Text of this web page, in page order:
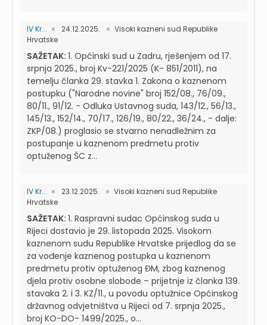
IV Kr... 24.12.2025.
Visoki kazneni sud Republike
Hrvatske
SAŽETAK: 1. Općinski sud u Zadru, rješenjem od 17.
srpnja 2025., broj Kv-221/2025 (K- 851/2011), na
temelju članka 29. stavka 1. Zakona o kaznenom
postupku ("Narodne novine" broj 152/08., 76/09.,
80/11., 91/12. - Odluka Ustavnog suda, 143/12., 56/13.,
145/13., 152/14., 70/17., 126/19., 80/22., 36/24., - dalje:
ZKP/08.) proglasio se stvarno nenadležnim za
postupanje u kaznenom predmetu protiv
optuženog ŠC z...
IV Kr... 23.12.2025.
Visoki kazneni sud Republike
Hrvatske
SAŽETAK: 1. Raspravni sudac Općinskog suda u
Rijeci dostavio je 29. listopada 2025. Visokom
kaznenom sudu Republike Hrvatske prijedlog da se
za vođenje kaznenog postupka u kaznenom
predmetu protiv optuženog ĐM, zbog kaznenog
djela protiv osobne slobode – prijetnje iz članka 139.
stavaka 2. i 3. KZ/11., u povodu optužnice Općinskog
državnog odvjetništva u Rijeci od 7. srpnja 2025.,
broj KO-DO- 1499/2025., o...